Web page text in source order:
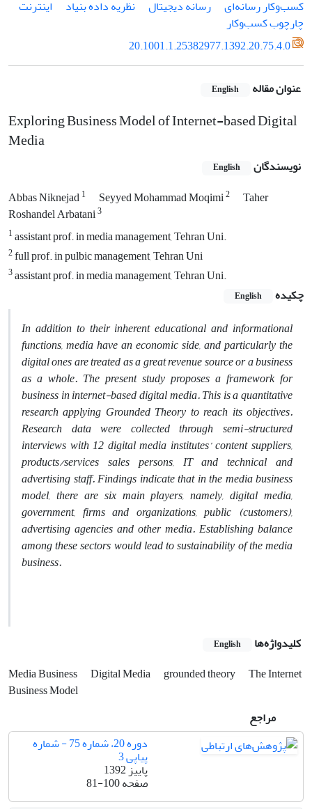
کسب‌وکار رسانه‌ای
رسانه دیجیتال نظریه داده‌ بنیاد
اینترنت
چارچوب کسب‌وکار
20.1001.1.25382977.1392.20.75.4.0
عنوان مقاله English
Exploring Business Model of Internet-based Digital
Media
نویسندگان English
Abbas Niknejad1 Seyyed Mohammad Moqimi2
Taher
Roshandel Arbatani3
1assistant prof. in media management, Tehran Uni.
2full prof. in pulbic management, Tehran Uni
3assistant prof. in media management, Tehran Uni.
چکیده
English
In addition to their inherent educational and informational
functions, media have an economic side, and particularly the
digital ones are treated as a great revenue source or a business
as a whole. The present study proposes a framework for
business in internet-based digital media. This is a quantitative
research applying Grounded Theory to reach its objectives.
Research data were collected through semi-structured
interviews with 12 digital media institutes’ content suppliers,
products/services sales persons, IT and technical and
advertising staff. Findings indicate that in the media business
model, there are six main players, namely, digital media,
government, firms and organizations, public (customers),
advertising agencies and other media. Establishing balance
among these sectors would lead to sustainability of the media
business.
کلیدواژه‌ها English
Media Business Digital Media grounded theory
The Internet
Business Model
مراجع
دوره 20، شماره 75 - شماره
پیاپی 3
پاییز 1392
صفحه81-100